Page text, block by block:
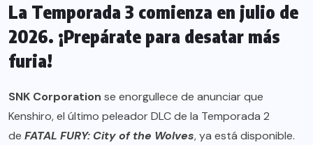
La Temporada 3 comienza en julio de
2026. ¡Prepárate para desatar más
furia!
SNK Corporation se enorgullece de anunciar que
Kenshiro, el último peleador DLC de la Temporada 2
de FATAL FURY: City of the Wolves, ya está disponible.